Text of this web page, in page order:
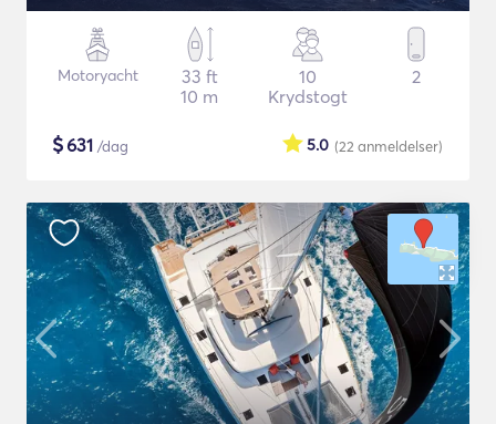
Motoryacht
33 ft
10 m
10
Krydstogt
2
$631 /dag (22 anmeldelser)
5.0